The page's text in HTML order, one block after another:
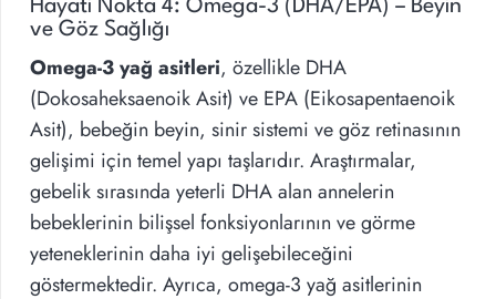
Hayati Nokta 4: Omega-3 (DHA/EPA) – Beyin
ve Göz Sağlığı
Omega-3 yağ asitleri, özellikle DHA
(Dokosaheksaenoik Asit) ve EPA (Eikosapentaenoik
Asit), bebeğin beyin, sinir sistemi ve göz retinasının
gelişimi için temel yapı taşlarıdır. Araştırmalar,
gebelik sırasında yeterli DHA alan annelerin
bebeklerinin bilişsel fonksiyonlarının ve görme
yeteneklerinin daha iyi gelişebileceğini
göstermektedir. Ayrıca, omega-3 yağ asitlerinin